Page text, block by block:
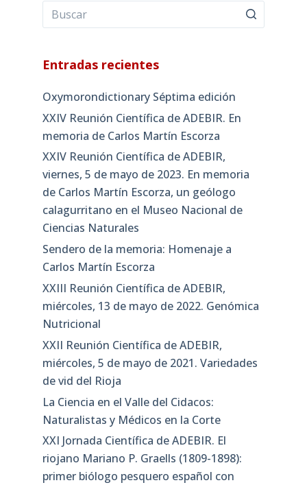
Entradas recientes
Oxymorondictionary Séptima edición
XXIV Reunión Científica de ADEBIR. En
memoria de Carlos Martín Escorza
XXIV Reunión Científica de ADEBIR,
viernes, 5 de mayo de 2023. En memoria
de Carlos Martín Escorza, un geólogo
calagurritano en el Museo Nacional de
Ciencias Naturales
Sendero de la memoria: Homenaje a
Carlos Martín Escorza
XXIII Reunión Científica de ADEBIR,
miércoles, 13 de mayo de 2022. Genómica
Nutricional
XXII Reunión Científica de ADEBIR,
miércoles, 5 de mayo de 2021. Variedades
de vid del Rioja
La Ciencia en el Valle del Cidacos:
Naturalistas y Médicos en la Corte
XXI Jornada Científica de ADEBIR. El
riojano Mariano P. Graells (1809-1898):
primer biólogo pesquero español con